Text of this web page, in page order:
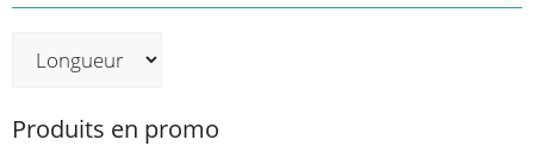
Produits en promo